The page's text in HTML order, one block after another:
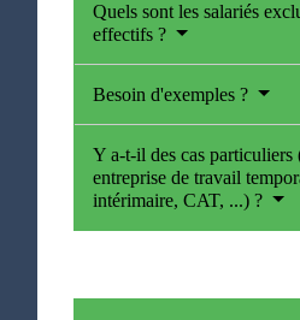
Quels sont les salariés
effectifs ?
Besoin d'exemples ?
Y a-t-il des cas particuliers
entreprise de travail
intérimaire, CAT, ...) ?